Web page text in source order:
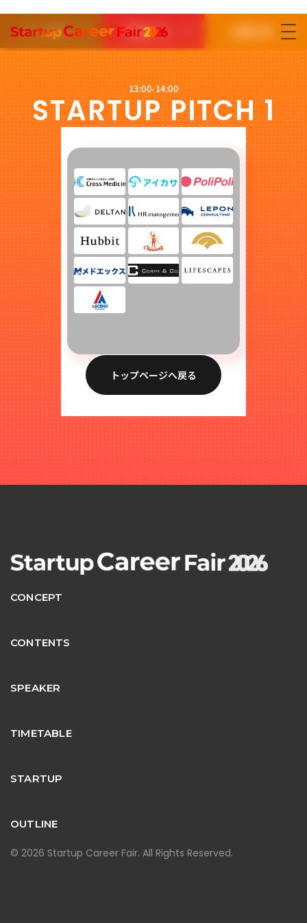
求人情報 参加する
参加する 出展応募はこちら
13:00-14:00
STARTUP PITCH 1
トップページへ戻る
CONCEPT
CONTENTS
SPEAKER
TIMETABLE
STARTUP
OUTLINE
© 2026 Startup Career Fair. All Rights Reserved.